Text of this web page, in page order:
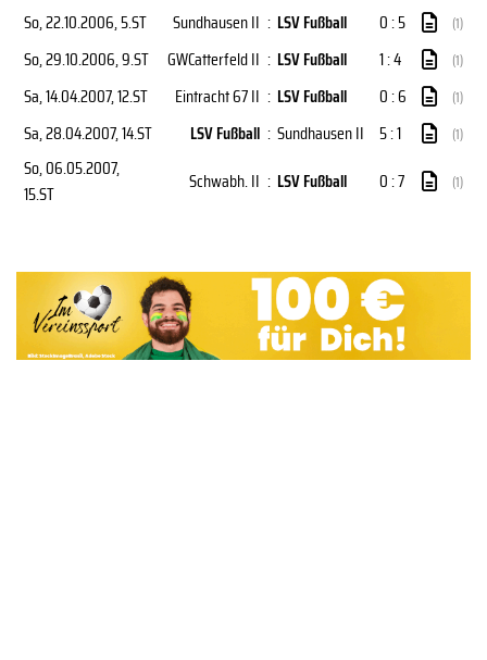
So, 22.10.2006, 5.ST Sundhausen II : LSV Fußball 0 : 5 (1)
So, 29.10.2006, 9.ST GWCatterfeld II : LSV Fußball 1 : 4 (1)
Sa, 14.04.2007, 12.ST Eintracht 67 II : LSV Fußball 0 : 6 (1)
Sa, 28.04.2007, 14.ST LSV Fußball : Sundhausen II 5 : 1 (1)
So, 06.05.2007,
15.ST
Schwabh. II : LSV Fußball 0 : 7 (1)